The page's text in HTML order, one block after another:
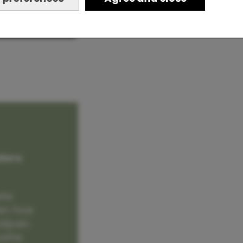
(van kinderen die nog